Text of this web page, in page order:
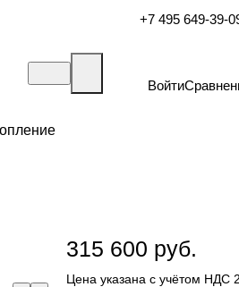
+7 495 649-39-
Войти
315 600 руб.
Цена указана с учётом НДС